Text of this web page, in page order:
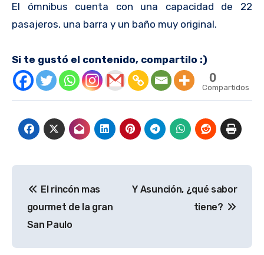
El ómnibus cuenta con una capacidad de 22
pasajeros, una barra y un baño muy original.
Si te gustó el contenido, compartilo :)
0
Compartidos
de
entradas
El rincón mas
gourmet de la gran
San Paulo
Y Asunción, ¿qué sabor
tiene?